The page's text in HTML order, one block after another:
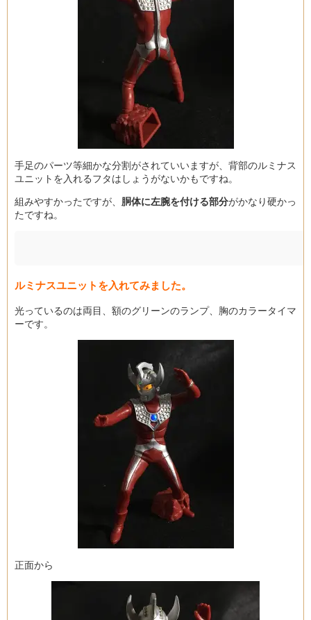
手足のパーツ等細かな分割がされていいますが、背部のルミナス
ユニットを入れるフタはしょうがないかもですね。
組みやすかったですが、 胴体に左腕を付ける部分がかなり硬かっ
たですね。
ルミナスユニットを入れてみました。
光っているのは両目、額のグリーンのランプ、胸のカラータイマ
ーです。
正面から